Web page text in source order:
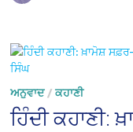
ਅਨੁਵਾਦ/ਕਹਾਣੀ
ਹਿੰਦੀ ਕਹਾਣੀ: